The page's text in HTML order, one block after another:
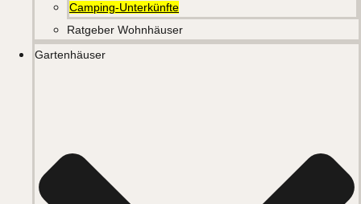
Camping-Unterkünfte
Ratgeber Wohnhäuser
Gartenhäuser